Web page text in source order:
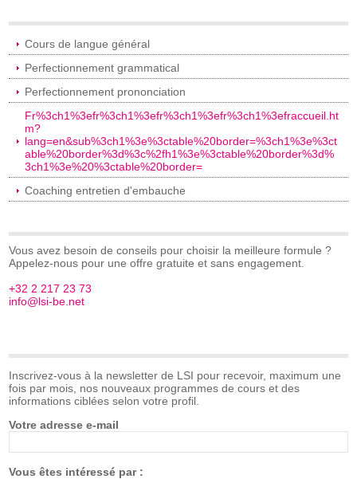
Cours de langue général
Perfectionnement grammatical
Perfectionnement prononciation
Fr%3ch1%3efr%3ch1%3efr%3ch1%3efr%3ch1%3efraccueil.ht
m?
lang=en&sub%3ch1%3e%3ctable%20border=%3ch1%3e%3ct
able%20border%3d%3c%2fh1%3e%3ctable%20border%3d%
3ch1%3e%20%3ctable%20border=
Coaching entretien d'embauche
Vous avez besoin de conseils pour choisir la meilleure formule ?
Appelez-nous pour une offre gratuite et sans engagement.
+32 2 217 23 73
info@lsi-be.net
Inscrivez-vous à la newsletter de LSI pour recevoir, maximum une
fois par mois, nos nouveaux programmes de cours et des
informations ciblées selon votre profil.
Votre adresse e-mail
Vous êtes intéressé par :